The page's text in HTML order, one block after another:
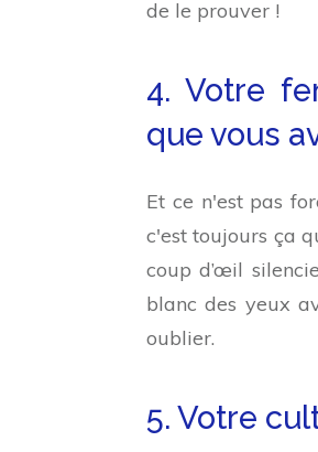
de le prouver !
4. Votre
que vous
Et ce n'est pas
c'est toujours ça
coup d’œil
blanc des yeux
oublier.
5. Votre